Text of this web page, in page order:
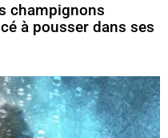
champignons
à pousser dans ses